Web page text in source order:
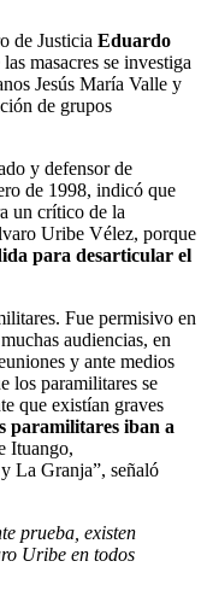
de Justicia Eduardo
masacres se investiga
Jesús María Valle y
de grupos
y defensor de
de 1998, indicó que
un crítico de la
Uribe Vélez, porque
para desarticular el
Fue permisivo en
audiencias, en
y ante medios
los paramilitares se
que existían graves
paramilitares iban a
Ituango,
La Granja”, señaló
prueba, existen
Uribe en todos